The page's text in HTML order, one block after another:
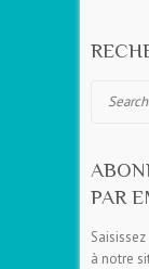
PAR
à notre